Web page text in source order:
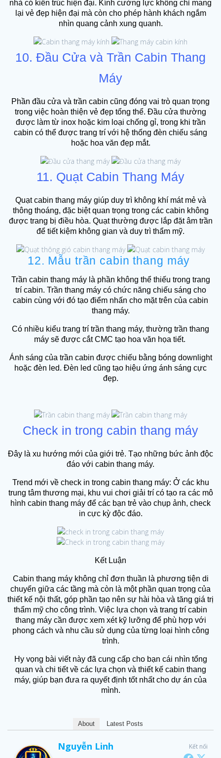
nhà có kiến trúc hiện đại. Kính cường lực không chỉ mang
lại vẻ đẹp hiện đại mà còn cho phép hành khách ngắm
nhìn quang cảnh xung quanh.
10. Đầu Cửa và Trần Cabin Thang
Máy
Phần đầu cửa và trần cabin cũng đóng vai trò quan trọng
trong việc hoàn thiện vẻ đẹp tổng thể. Đầu cửa thường
được làm từ inox hoặc kim loại chống gỉ, trong khi trần
cabin có thể được trang trí với hệ thống đèn chiếu sáng
hoặc hoa văn đẹp mắt.
11. Quạt Cabin Thang Máy
Quạt cabin thang máy giúp duy trì không khí mát mẻ và
thông thoáng, đặc biệt quan trọng trong các cabin không
được trang bị điều hòa. Quạt thường được lắp đặt âm trần
để tiết kiệm không gian và duy trì thẩm mỹ.
12. Mẫu trần cabin thang máy
Trần cabin thang máy là phần không thể thiếu trong trang
trí cabin. Trần thang máy có chức năng chiếu sáng cho
cabin cùng với đó tạo điểm nhấn cho mặt trên của cabin
thang máy.
Có nhiều kiểu trang trí trần thang máy, thường trần thang
máy sẽ được cắt CMC tạo hoa văn họa tiết.
Ánh sáng của trần cabin được chiếu bằng bóng downlight
hoặc đèn led. Đèn led cũng tạo hiệu ứng ánh sáng cực
đẹp.
Check in trong cabin thang máy
Đây là xu hướng mới của giới trẻ. Tạo những bức ảnh độc
đáo với cabin thang máy.
Trend mới về check in trong cabin thang máy: Ở các khu
trung tâm thương mại, khu vui chơi giải trí có tạo ra các mô
hình cabin thang máy để các bạn trẻ vào chụp ảnh, check
in cực kỳ độc đáo.
Kết Luận
Cabin thang máy không chỉ đơn thuần là phương tiện di
chuyển giữa các tầng mà còn là một phần quan trọng của
thiết kế nội thất, góp phần tạo nên sự hài hòa và tăng giá trị
thẩm mỹ cho công trình. Việc lựa chọn và trang trí cabin
thang máy cần được xem xét kỹ lưỡng để phù hợp với
phong cách và nhu cầu sử dụng của từng loại hình công
trình.
Hy vọng bài viết này đã cung cấp cho bạn cái nhìn tổng
quan và chi tiết về các lựa chọn và thiết kế cabin thang
máy, giúp bạn đưa ra quyết định tốt nhất cho dự án của
mình.
About Latest Posts
Kết nối
Nguyễn Linh